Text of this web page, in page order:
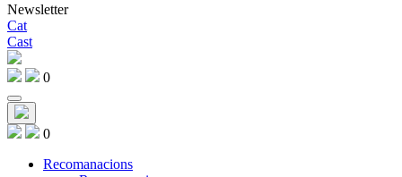
Newsletter
Cat
Cast
0
0
Recomanacions